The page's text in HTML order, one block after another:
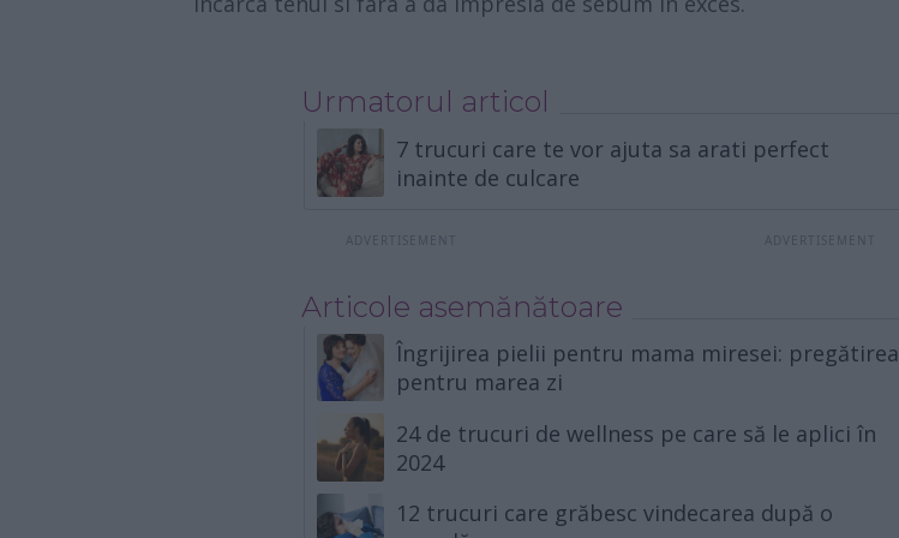
Urmatorul articol
7 trucuri care te vor ajuta sa arati perfect
inainte de culcare
Articole asemănătoare
Îngrijirea pielii pentru mama miresei: pregătirea
pentru marea zi
24 de trucuri de wellness pe care să le aplici în
2024
12 trucuri care grăbesc vindecarea după o